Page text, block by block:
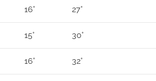
16° 27°
15° 30°
16° 32°